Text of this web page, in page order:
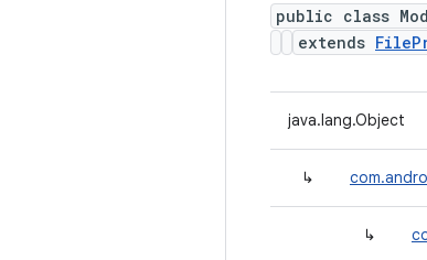
public class
extends
java.lang.Object
↳
↳